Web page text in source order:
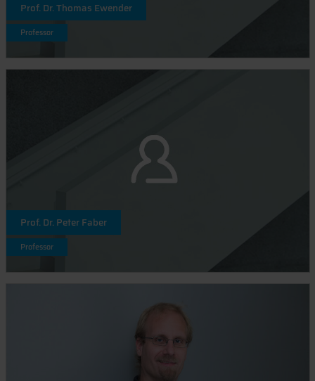
Prof. Dr. Thomas Ewender
Professor
Prof. Dr. Peter Faber
Professor